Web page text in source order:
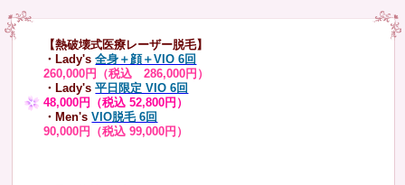
【熱破壊式医療レーザー脱毛】
・Lady's 全身＋顔＋VIO 6回
260,000円（税込 286,000円）
・Lady's平日限定 VIO 6回
48,000円（税込 52,800円）
・Men's VIO脱毛 6回
90,000円（税込 99,000円）